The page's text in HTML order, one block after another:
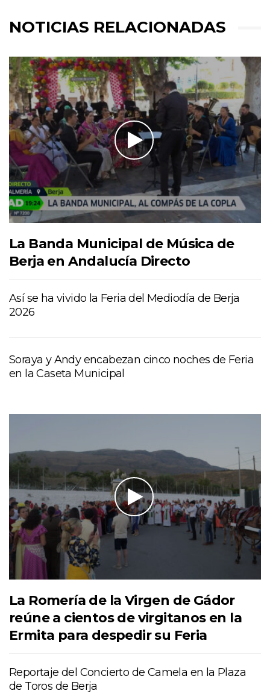
NOTICIAS RELACIONADAS
La Banda Municipal de Música de
Berja en Andalucía Directo
Así se ha vivido la Feria del Mediodía de Berja
2026
Soraya y Andy encabezan cinco noches de Feria
en la Caseta Municipal
La Romería de la Virgen de Gádor
reúne a cientos de virgitanos en la
Ermita para despedir su Feria
Reportaje del Concierto de Camela en la Plaza
de Toros de Berja